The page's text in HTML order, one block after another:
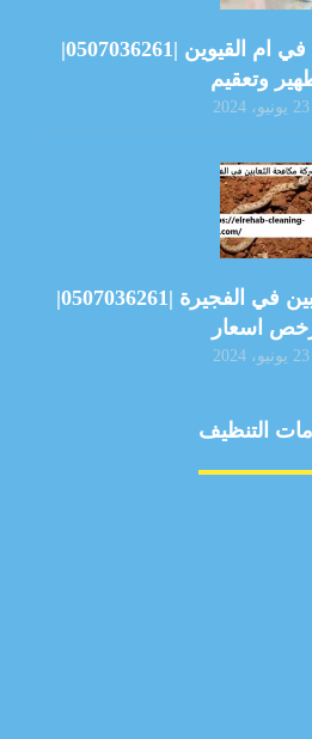
شركة تعقيم منازل في ام القيوين |0507036261|
وتعقيم
23 يونيو، 2024
شركة مكافحة الثعابين في الفجيرة |0507036261|
اسعار
23 يونيو، 2024
التنظيف